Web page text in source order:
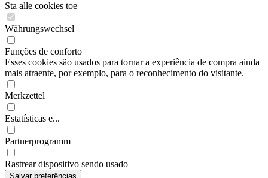
Sta alle cookies toe
Währungswechsel
Funções de conforto
Esses cookies são usados para tornar a experiência de compra ainda
mais atraente, por exemplo, para o reconhecimento do visitante.
Merkzettel
Estatísticas e...
Partnerprogramm
Rastrear dispositivo sendo usado